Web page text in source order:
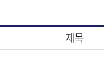
제목